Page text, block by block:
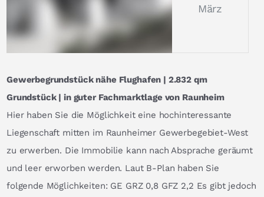
März
Gewerbegrundstück nähe Flughafen | 2.832 qm
Grundstück | in guter Fachmarktlage von Raunheim
Hier haben Sie die Möglichkeit eine hochinteressante
Liegenschaft mitten im Raunheimer Gewerbegebiet-West
zu erwerben. Die Immobilie kann nach Absprache geräumt
und leer erworben werden. Laut B-Plan haben Sie
folgende Möglichkeiten: GE GRZ 0,8 GFZ 2,2 Es gibt jedoch